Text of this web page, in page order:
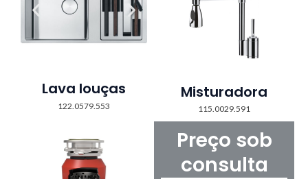
Lava louças
122.0579.553
Misturadora
115.0029.591
Preço sob
consulta